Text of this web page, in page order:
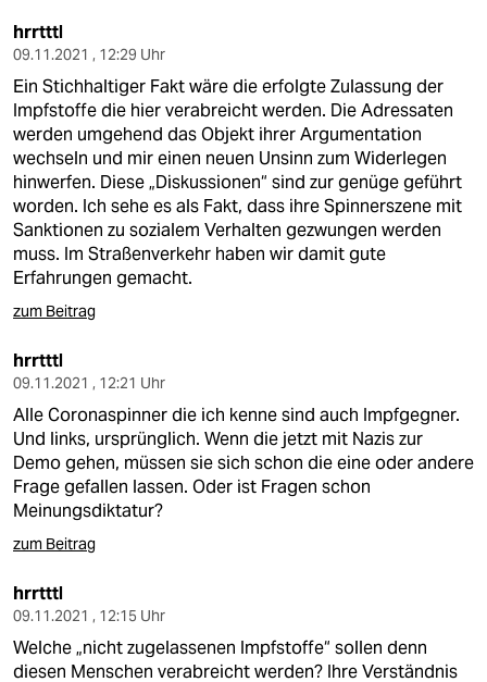
hrrtttl
09.11.2021 , 12:29 Uhr
Ein Stichhaltiger Fakt wäre die erfolgte Zulassung der
Impfstoffe die hier verabreicht werden. Die Adressaten
werden umgehend das Objekt ihrer Argumentation
wechseln und mir einen neuen Unsinn zum Widerlegen
hinwerfen. Diese „Diskussionen“ sind zur genüge geführt
worden. Ich sehe es als Fakt, dass ihre Spinnerszene mit
Sanktionen zu sozialem Verhalten gezwungen werden
muss. Im Straßenverkehr haben wir damit gute
Erfahrungen gemacht.
zum Beitrag
hrrtttl
09.11.2021 , 12:21 Uhr
Alle Coronaspinner die ich kenne sind auch Impfgegner.
Und links, ursprünglich. Wenn die jetzt mit Nazis zur
Demo gehen, müssen sie sich schon die eine oder andere
Frage gefallen lassen. Oder ist Fragen schon
Meinungsdiktatur?
zum Beitrag
hrrtttl
09.11.2021 , 12:15 Uhr
Welche „nicht zugelassenen Impfstoffe“ sollen denn
diesen Menschen verabreicht werden? Ihre Verständnis